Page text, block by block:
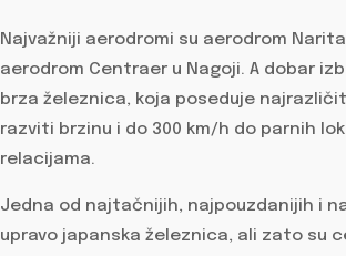
Najvažniji aerodromi su aerodrom
aerodrom Centraer u Nagoji. A dobar
brza železnica, koja poseduje
razviti brzinu i do 300 km/h do parnih
relacijama.
Jedna od najtačnijih, najpouzdanijih i
upravo japanska železnica, ali zato su